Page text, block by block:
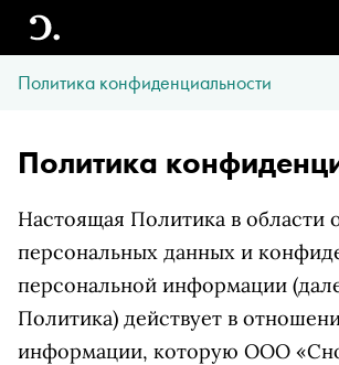
Политика конфиденциальности
Политика
Настоящая Политика в области
персональных данных и
персональной информации
Политика) действует в
информации, которую ООО